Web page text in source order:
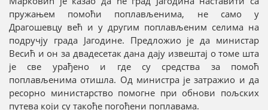
пружањем помоћи поплављенима, не само у
Драгошевцу већ и у другим поплављеним селима на
подручју града Јагодине. Предложио је да министар
Весић и он за двадесетак дана дају извештај о томе шта
је све урађено и где су средства за помоћ
поплављенима отишла. Од министра је затражио и да
ресорно министарство помогне при обнови пољских
путева који су такође погођени поплавама.